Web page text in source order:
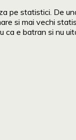
pe statistici. De
si mai vechi
ca e batran si nu